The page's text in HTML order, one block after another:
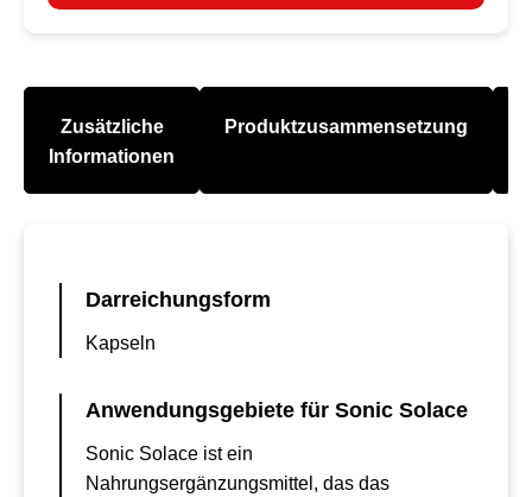
Zusätzliche
Informationen
Produktzusammensetzung
Darreichungsform
Kapseln
Anwendungsgebiete für Sonic Solace
Sonic Solace ist ein
Nahrungsergänzungsmittel, das das